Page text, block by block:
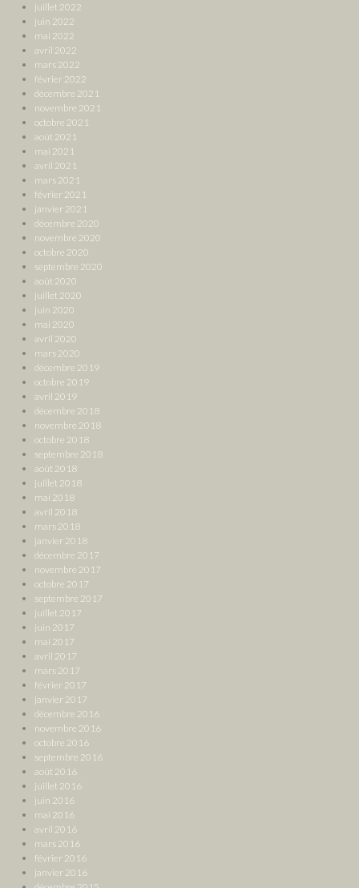
juillet 2022
juin 2022
mai 2022
avril 2022
mars 2022
février 2022
décembre 2021
novembre 2021
octobre 2021
août 2021
mai 2021
avril 2021
mars 2021
février 2021
janvier 2021
décembre 2020
novembre 2020
octobre 2020
septembre 2020
août 2020
juillet 2020
juin 2020
mai 2020
avril 2020
mars 2020
décembre 2019
octobre 2019
avril 2019
décembre 2018
novembre 2018
octobre 2018
septembre 2018
août 2018
juillet 2018
mai 2018
avril 2018
mars 2018
janvier 2018
décembre 2017
novembre 2017
octobre 2017
septembre 2017
juillet 2017
juin 2017
mai 2017
avril 2017
mars 2017
février 2017
janvier 2017
décembre 2016
novembre 2016
octobre 2016
septembre 2016
août 2016
juillet 2016
juin 2016
mai 2016
avril 2016
mars 2016
février 2016
janvier 2016